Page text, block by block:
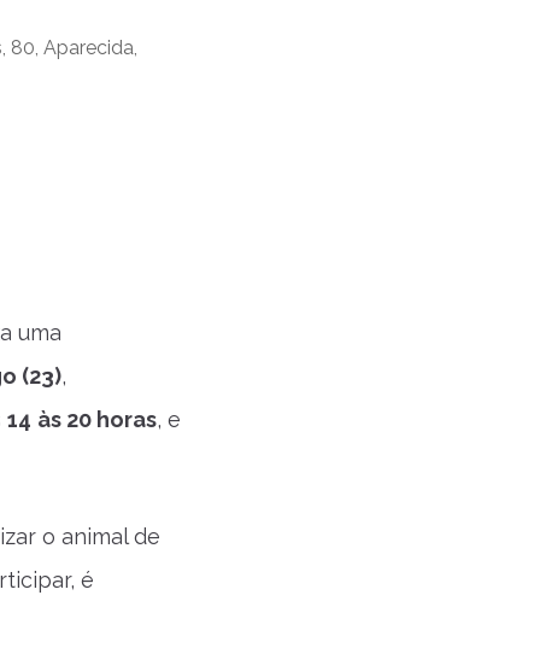
80, Aparecida,
uma
(23),
14 às 20 horas, e
o animal de
é